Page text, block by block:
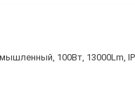
100Вт, 13000Lm,